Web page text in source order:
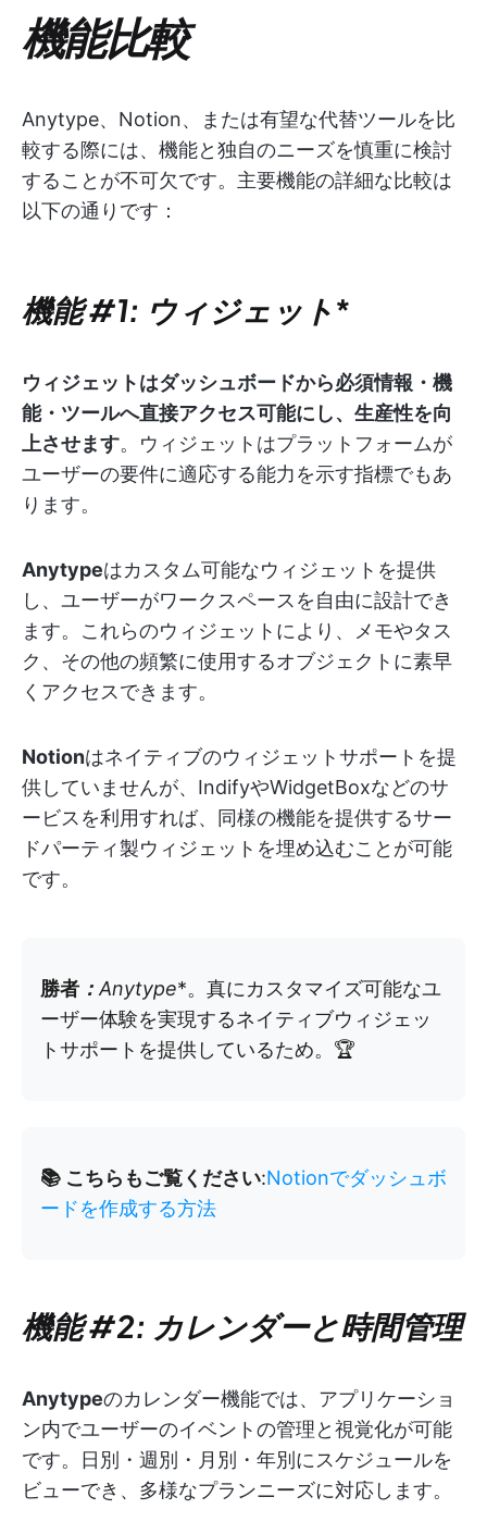
機能比較
Anytype、Notion、または有望な代替ツールを比
較する際には、機能と独自のニーズを慎重に検討
することが不可欠です。主要機能の詳細な比較は
以下の通りです：
機能 #1: ウィジェット*
ウィジェットはダッシュボードから必須情報・機
能・ツールへ直接アクセス可能にし、生産性を向
上させます。ウィジェットはプラットフォームが
ユーザーの要件に適応する能力を示す指標でもあ
ります。
Anytypeはカスタム可能なウィジェットを提供
し、ユーザーがワークスペースを自由に設計でき
ます。これらのウィジェットにより、メモやタス
ク、その他の頻繁に使用するオブジェクトに素早
くアクセスできます。
Notionはネイティブのウィジェットサポートを提
供していませんが、IndifyやWidgetBoxなどのサ
ービスを利用すれば、同様の機能を提供するサー
ドパーティ製ウィジェットを埋め込むことが可能
です。
勝者 ： Anytype*。真にカスタマイズ可能なユ
ーザー体験を実現するネイティブウィジェッ
トサポートを提供しているため。🏆
📚 こちらもご覧ください:Notionでダッシュボ
ードを作成する方法
機能 #2: カレンダーと時間管理
Anytypeのカレンダー機能では、アプリケーショ
ン内でユーザーのイベントの管理と視覚化が可能
です。日別・週別・月別・年別にスケジュールを
ビューでき、多様なプランニーズに対応します。